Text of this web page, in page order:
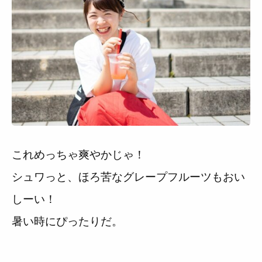
これめっちゃ爽やかじゃ！
シュワっと、ほろ苦なグレープフルーツもおい
しーい！
暑い時にぴったりだ。